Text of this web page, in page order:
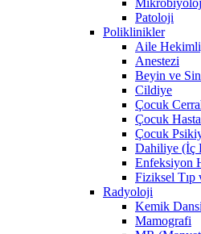
Patoloji
Poliklinikler
Aile
Anestezi
Beyin ve
Cildiye
Çocuk
Çocuk
Çocuk
Dahiliye (İç
Enfeksiyon
Fiziksel Tıp
Radyoloji
Kemik
Mamografi